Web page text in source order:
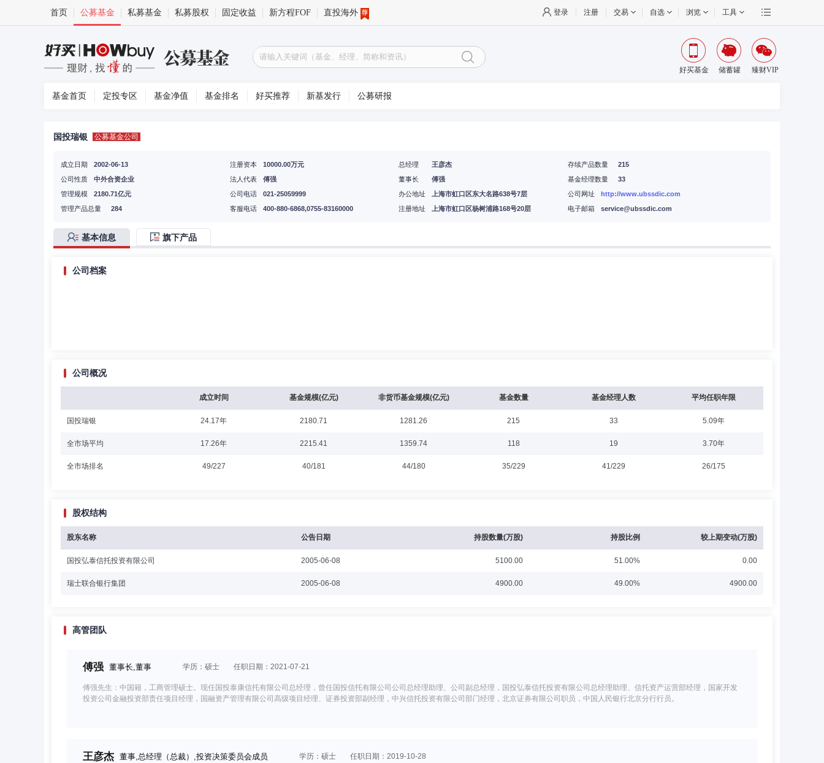
首页 公募基金 私募基金 私募股权 固定收益 新方程FOF 直投海外 登录 注册 交易 自选 浏览 工具
好买基金 储蓄罐 臻财VIP
基金首页 定投专区 基金净值 基金排名 好买推荐 新基发行 公募研报
国投瑞银 公募基金公司
成立日期
2002-06-13
公司性质
中外合资企业
注册资本
10000.00万元
法人代表
傅强
总经理
王彦杰
董事长
傅强
存续产品数量
215
基金经理数量
33
管理规模
2180.71亿元
管理产品总量
284
公司电话
021-25059999
客服电话
400-880-6868,0755-83160000
办公地址
上海市虹口区东大名路638号7层
注册地址
上海市虹口区杨树浦路168号20层
公司网址
http://www.ubssdic.com
电子邮箱
service@ubssdic.com
基本信息 旗下产品
公司档案
公司概况
成立时间 基金规模(亿元) 非货币基金规模(亿元) 基金数量 基金经理人数 平均任职年限
国投瑞银 24.17年 2180.71 1281.26 215 33 5.09年
全市场平均 17.26年 2215.41 1359.74 118 19 3.70年
全市场排名 49/227 40/181 44/180 35/229 41/229 26/175
股权结构
股东名称 公告日期 持股数量(万股) 持股比例 较上期变动(万股)
国投弘泰信托投资有限公司 2005-06-08 5100.00 51.00% 0.00
瑞士联合银行集团 2005-06-08 4900.00 49.00% 4900.00
高管团队
傅强 董事长,董事 学历：硕士 任职日期：2021-07-21
傅强先生：中国籍，工商管理硕士。现任国投泰康信托有限公司总经理，曾任国投信托有限公司公司总经理助理、公司副总经理，国投弘泰信托投资有限公司总经理助理、信托资产运营部经理，国家开发
投资公司金融投资部责任项目经理，国融资产管理有限公司高级项目经理、证券投资部副经理，中兴信托投资有限公司部门经理，北京证券有限公司职员，中国人民银行北京分行行员。
王彦杰 董事,总经理（总裁）,投资决策委员会成员 学历：硕士 任职日期：2019-10-28